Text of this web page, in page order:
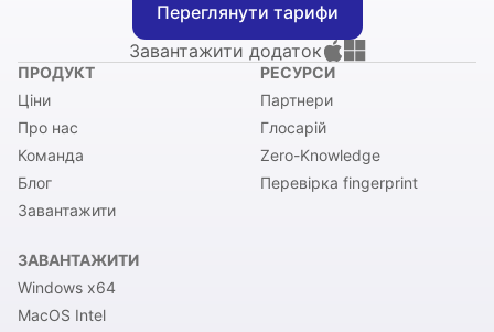
Переглянути тарифи
Завантажити додаток
ПРОДУКТ
Ціни
Про нас
Команда
Блог
Завантажити
РЕСУРСИ
Партнери
Глосарій
Zero-Knowledge
Перевірка fingerprint
ЗАВАНТАЖИТИ
Windows x64
MacOS Intel